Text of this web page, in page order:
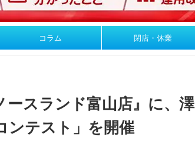
コラム 閉店・休業
スランド富山店』に、澤
ンテスト」を開催